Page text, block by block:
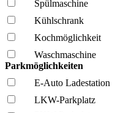
Spül­maschine
Kühl­schrank
Kochmöglich­keit
Wasch­maschine
Parkmöglichkeiten
E-Auto Ladestation
LKW-Parkplatz